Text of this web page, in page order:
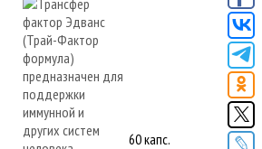
60 капс.